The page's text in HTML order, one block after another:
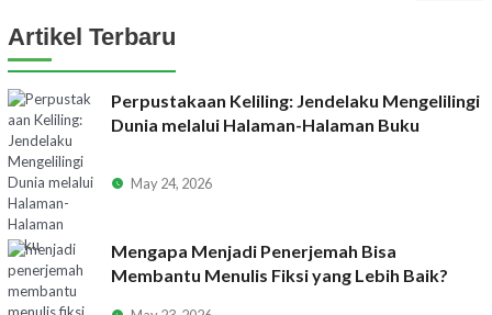
Artikel Terbaru
Perpustakaan Keliling: Jendelaku Mengelilingi
Dunia melalui Halaman-Halaman Buku
May 24, 2026
Mengapa Menjadi Penerjemah Bisa
Membantu Menulis Fiksi yang Lebih Baik?